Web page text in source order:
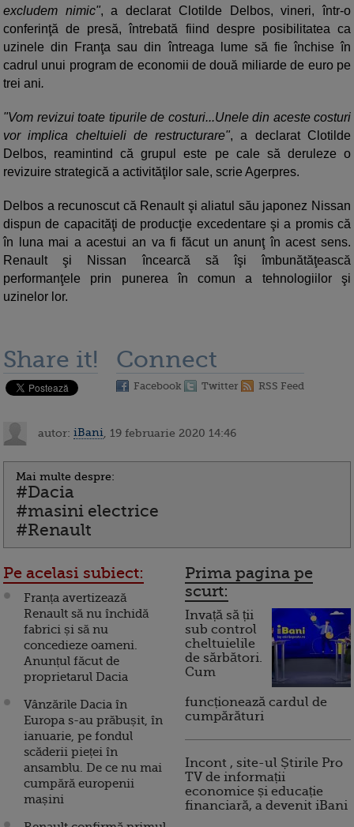
excludem nimic", a declarat Clotilde Delbos, vineri, într-o
conferinţă de presă, întrebată fiind despre posibilitatea ca
uzinele din Franţa sau din întreaga lume să fie închise în
cadrul unui program de economii de două miliarde de euro pe
trei ani.
"Vom revizui toate tipurile de costuri...Unele din aceste costuri
vor implica cheltuieli de restructurare", a declarat Clotilde
Delbos, reamintind că grupul este pe cale să deruleze o
revizuire strategică a activităţilor sale, scrie Agerpres.
Delbos a recunoscut că Renault şi aliatul său japonez Nissan
dispun de capacităţi de producţie excedentare şi a promis că
în luna mai a acestui an va fi făcut un anunţ în acest sens.
Renault şi Nissan încearcă să îşi îmbunătăţească
performanţele prin punerea în comun a tehnologiilor şi
uzinelor lor.
Share it! Connect
Facebook Twitter RSS Feed
autor: iBani , 19 februarie 2020 14:46
Mai multe despre:
#Dacia
#masini electrice
#Renault
Pe acelasi subiect:
Franța avertizează
Renault să nu închidă
fabrici și să nu
concedieze oameni.
Anunțul făcut de
proprietarul Dacia
Vânzările Dacia în
Europa s-au prăbușit, în
ianuarie, pe fondul
scăderii pieței în
ansamblu. De ce nu mai
cumpără europenii
mașini
Prima pagina pe
scurt:
Invață să ții
sub control
cheltuielile
de sărbători.
Cum
funcționează cardul de
cumpărături
Incont , site-ul Știrile Pro
TV de informații
economice și educație
financiară, a devenit iBani